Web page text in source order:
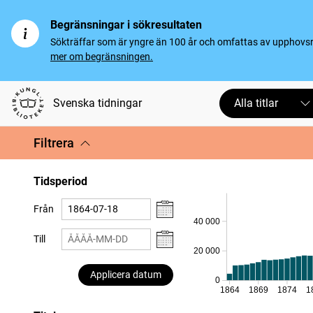
Begränsningar i sökresultaten
Sökträffar som är yngre än 100 år och omfattas av
mer om begränsningen.
Svenska tidningar Alla titlar
Filtrera
Tidsperiod
Från
Till
Applicera datum
0
20 000
40 000
1864 1869 1874